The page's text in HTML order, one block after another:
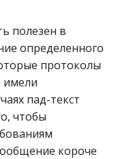
полезен в
определенного
протоколы
имели
пад-текст
чтобы
короче